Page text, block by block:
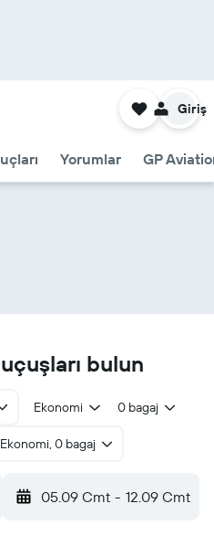
Yorumlar GP
Giriş
bulun
Ekonomi 0 bagaj
0 bagaj
05.09 Cmt - 12.09 Cmt